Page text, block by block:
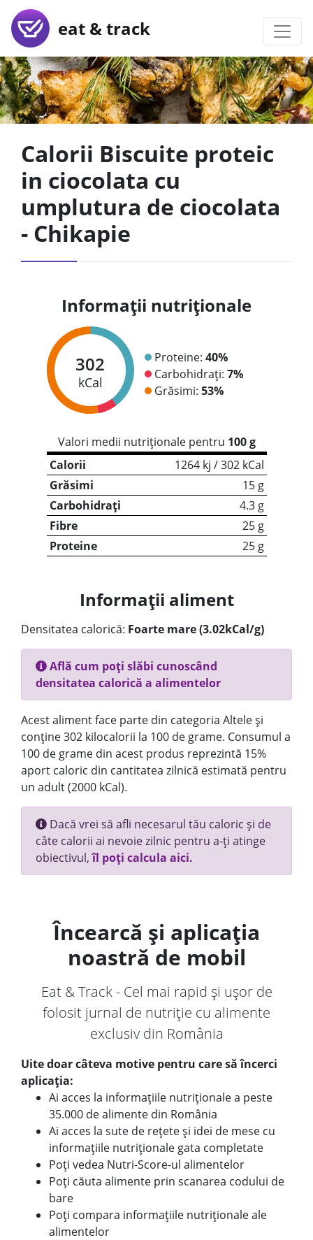
eat & track
Calorii Biscuite proteic
in ciocolata cu
umplutura de ciocolata
- Chikapie
Informații nutriționale
302
kCal
Proteine: 40%
Carbohidrați: 7%
Grăsimi: 53%
Valori medii nutriționale pentru 100 g
Calorii
1264 kj / 302 kCal
Grăsimi
15 g
Carbohidrați
4.3 g
Fibre
25 g
Proteine
25 g
Informații aliment
Densitatea calorică: Foarte mare (3.02kCal/g)
Află cum poți slăbi cunoscând
densitatea calorică a alimentelor
Acest aliment face parte din categoria Altele și
conține 302 kilocalorii la 100 de grame. Consumul a
100 de grame din acest produs reprezintă 15%
aport caloric din cantitatea zilnică estimată pentru
un adult (2000 kCal).
Dacă vrei să afli necesarul tău caloric și de
câte calorii ai nevoie zilnic pentru a-ți atinge
obiectivul,îl poți calcula aici.
Încearcă și aplicația
noastră de mobil
Eat & Track - Cel mai rapid și ușor de
folosit jurnal de nutriție cu alimente
exclusiv din România
Uite doar câteva motive pentru care să încerci
aplicația:
Ai acces la informațiile nutriționale a peste
35.000 de alimente din România
Ai acces la sute de rețete și idei de mese cu
informațiile nutriționale gata completate
Poți vedea Nutri-Score-ul alimentelor
Poți căuta alimente prin scanarea codului de
bare
Poți compara informațiile nutriționale ale
alimentelor